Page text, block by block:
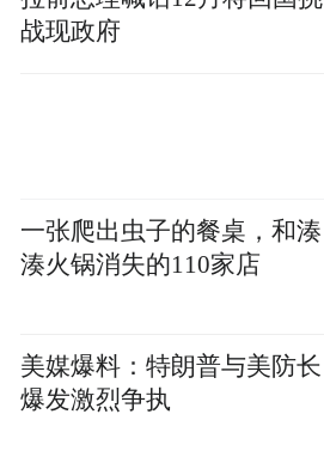
战现政府
一张爬出虫子的餐桌，和湊
湊火锅消失的110家店
美媒爆料：特朗普与美防长
爆发激烈争执